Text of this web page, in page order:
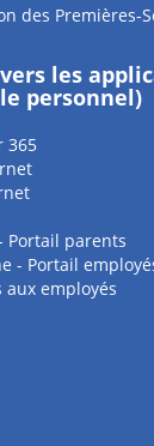
des Premières-
les
personnel)
365
Portail parents
- Portail
aux employés